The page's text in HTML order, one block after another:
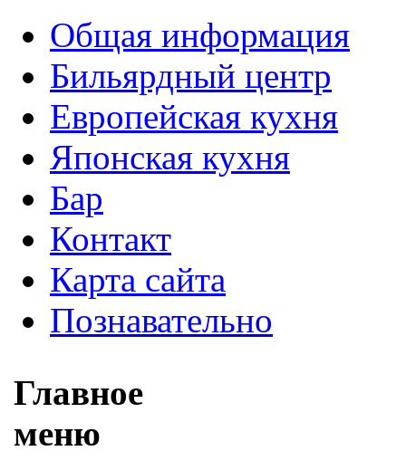
Общая информация
Бильярдный центр
Европейская кухня
Японская кухня
Бар
Контакт
Карта сайта
Познавательно
Главное
меню